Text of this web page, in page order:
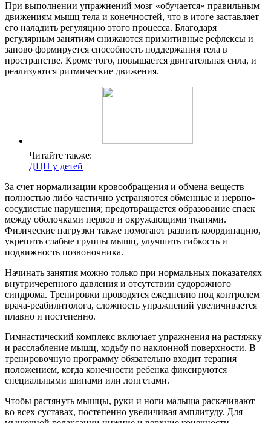
При выполнении упражнений мозг «обучается» правильным
движениям мышц тела и конечностей, что в итоге заставляет
его наладить регуляцию этого процесса. Благодаря
регулярным занятиям снижаются примитивные рефлексы и
заново формируется способность поддержания тела в
пространстве. Кроме того, повышается двигательная сила, и
реализуются ритмические движения.
Читайте также:
ДЦП у детей
За счет нормализации кровообращения и обмена веществ
полностью либо частично устраняются обменные и нервно-
сосудистые нарушения; предотвращается образование спаек
между оболочками нервов и окружающими тканями.
Физические нагрузки также помогают развить координацию,
укрепить слабые группы мышц, улучшить гибкость и
подвижность позвоночника.
Начинать занятия можно только при нормальных показателях
внутричерепного давления и отсутствии судорожного
синдрома. Тренировки проводятся ежедневно под контролем
врача-реабилитолога, сложность упражнений увеличивается
плавно и постепенно.
Гимнастический комплекс включает упражнения на растяжку
и расслабление мышц, ходьбу по наклонной поверхности. В
тренировочную программу обязательно входит терапия
положением, когда конечности ребенка фиксируются
специальными шинами или лонгетами.
Чтобы растянуть мышцы, руки и ноги малыша раскачивают
во всех суставах, постепенно увеличивая амплитуду. Для